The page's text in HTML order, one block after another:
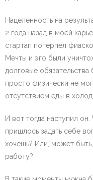
Нацеленность на
2 года назад в моей
стартап потерпел
Мечты и эго были
долговые обязательства
просто физически не
отсутствием еды в
И вот тогда наступил
пришлось задать себе
хочешь? Или, может
работу?